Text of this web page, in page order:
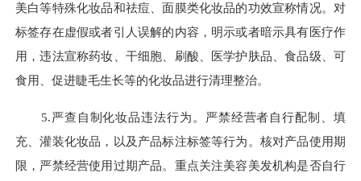
美白等特殊化妆品和祛痘、面膜类化妆品的功效宣称情况。对
标签存在虚假或者引人误解的内容，明示或者暗示具有医疗作
用，违法宣称药妆、干细胞、刷酸、医学护肤品、食品级、可
食用、促进睫毛生长等的化妆品进行清理整治。
5.严查自制化妆品违法行为。严禁经营者自行配制、填
充、灌装化妆品，以及产品标注标签等行为。核对产品使用期
限，严禁经营使用过期产品。重点关注美容美发机构是否自行